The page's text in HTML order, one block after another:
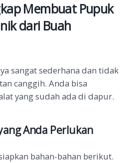
Membuat Pupuk
dari Buah
sangat sederhana dan tidak
canggih. Anda bisa
yang sudah ada di dapur.
Anda Perlukan
bahan-bahan berikut.